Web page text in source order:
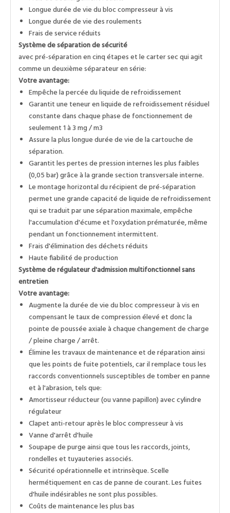
Longue durée de vie du bloc compresseur à vis
Longue durée de vie des roulements
Frais de service réduits
Système de séparation de sécurité
avec pré-séparation en cinq étapes et le carter sec qui agit
comme un deuxième séparateur en série:
Votre avantage:
Empêche la percée du liquide de refroidissement
Garantit une teneur en liquide de refroidissement résiduel
constante dans chaque phase de fonctionnement de
seulement 1 à 3 mg / m3
Assure la plus longue durée de vie de la cartouche de
séparation.
Garantit les pertes de pression internes les plus faibles
(0,05 bar) grâce à la grande section transversale interne.
Le montage horizontal du récipient de pré-séparation
permet une grande capacité de liquide de refroidissement
qui se traduit par une séparation maximale, empêche
l'accumulation d'écume et l'oxydation prématurée, même
pendant un fonctionnement intermittent.
Frais d'élimination des déchets réduits
Haute fiabilité de production
Système de régulateur d'admission multifonctionnel sans
entretien
Votre avantage:
Augmente la durée de vie du bloc compresseur à vis en
compensant le taux de compression élevé et donc la
pointe de poussée axiale à chaque changement de charge
/ pleine charge / arrêt.
Élimine les travaux de maintenance et de réparation ainsi
que les points de fuite potentiels, car il remplace tous les
raccords conventionnels susceptibles de tomber en panne
et à l'abrasion, tels que:
Amortisseur réducteur (ou vanne papillon) avec cylindre
régulateur
Clapet anti-retour après le bloc compresseur à vis
Vanne d'arrêt d'huile
Soupape de purge ainsi que tous les raccords, joints,
rondelles et tuyauteries associés.
Sécurité opérationnelle et intrinsèque. Scelle
hermétiquement en cas de panne de courant. Les fuites
d'huile indésirables ne sont plus possibles.
Coûts de maintenance les plus bas